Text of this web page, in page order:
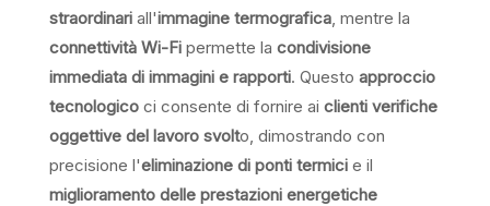
straordinari all'immagine termografica, mentre la
connettività Wi-Fi permette la condivisione
immediata di immagini e rapporti. Questo approccio
tecnologico ci consente di fornire ai clienti verifiche
oggettive del lavoro svolto, dimostrando con
precisione l'eliminazione di ponti termici e il
miglioramento delle prestazioni energetiche